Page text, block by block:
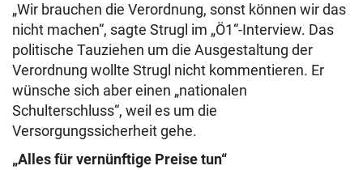
„Wir brauchen die Verordnung, sonst können wir das
nicht machen“, sagte Strugl im „Ö1“-Interview. Das
politische Tauziehen um die Ausgestaltung der
Verordnung wollte Strugl nicht kommentieren. Er
wünsche sich aber einen „nationalen
Schulterschluss“, weil es um die
Versorgungssicherheit gehe.
„Alles für vernünftige Preise tun“